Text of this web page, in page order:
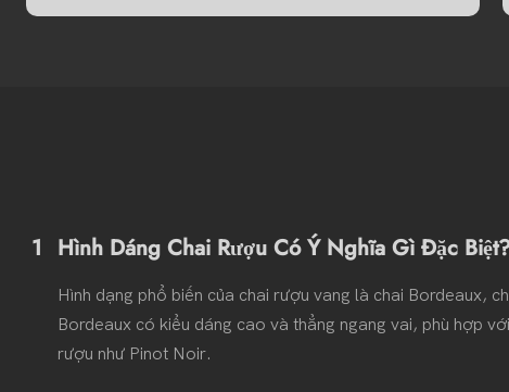
1 Hình Dáng Chai Rượu Có Ý Nghĩa Gì Đặc
Hình dạng phổ biến của chai rượu vang là chai Bordeaux,
Bordeaux có kiểu dáng cao và thẳng ngang vai, phù hợp
rượu như Pinot Noir.